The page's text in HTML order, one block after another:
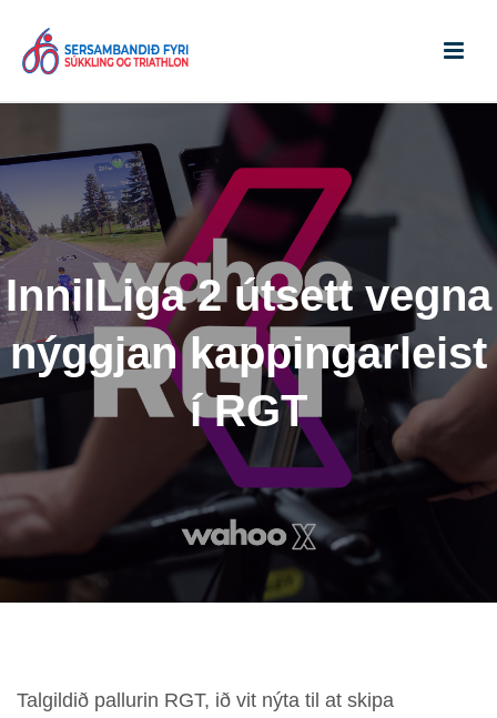
InnilLiga 2 útsett vegna
nýggjan kappingarleist
í RGT
Talgildið pallurin RGT, ið vit nýta til at skipa